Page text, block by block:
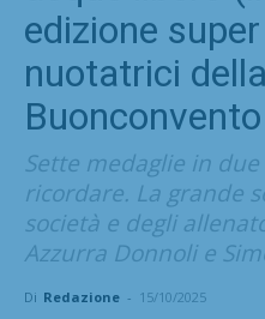
edizione
nuotatrici
Buonconvento
Sette medaglie in
ricordare. La grande
società e degli
Azzurra Donnoli e
Di Redazione - 15/10/2025